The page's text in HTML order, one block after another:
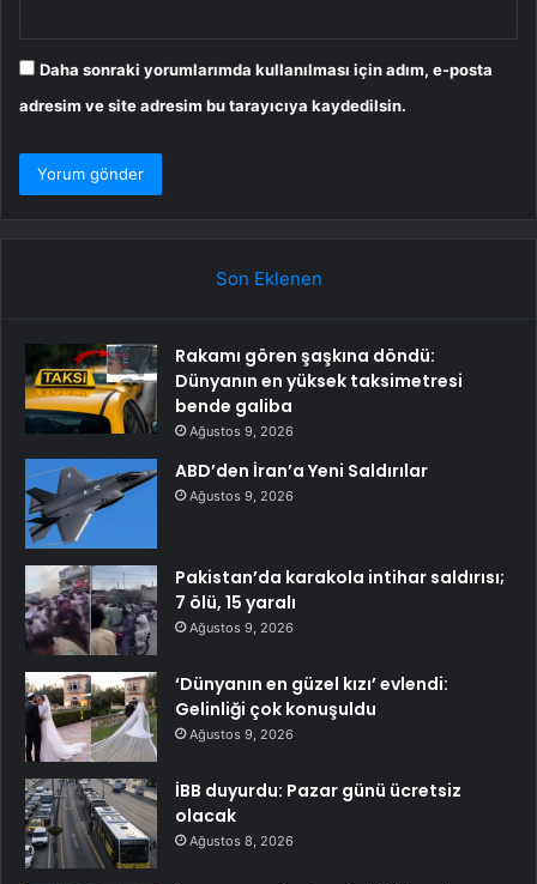
Daha sonraki yorumlarımda kullanılması için adım, e-posta
adresim ve site adresim bu tarayıcıya kaydedilsin.
Son Eklenen
Rakamı gören şaşkına döndü:
Dünyanın en yüksek taksimetresi
bende galiba
Ağustos 9, 2026
ABD’den İran’a Yeni Saldırılar
Ağustos 9, 2026
Pakistan’da karakola intihar saldırısı;
7 ölü, 15 yaralı
Ağustos 9, 2026
‘Dünyanın en güzel kızı’ evlendi:
Gelinliği çok konuşuldu
Ağustos 9, 2026
İBB duyurdu: Pazar günü ücretsiz
olacak
Ağustos 8, 2026